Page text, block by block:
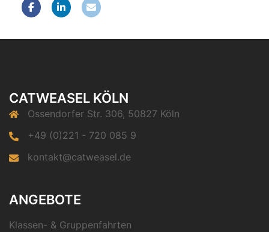
CATWEASEL KÖLN
Ossendorfer Str. 306, 50827 Köln
+49 (0)221 - 720 085 9
kontakt@catweasel.de
ANGEBOTE
Klassen- & Gruppenfahrten